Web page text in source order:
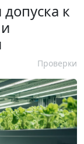
к
Проверки